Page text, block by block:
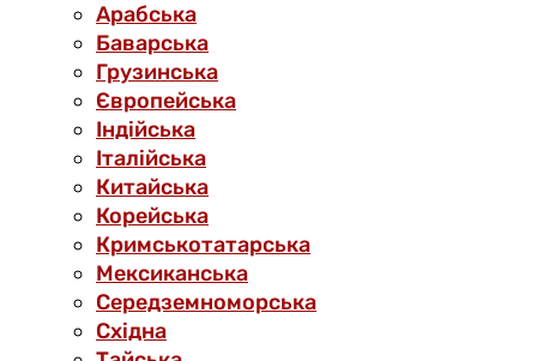
Арабська
Баварська
Грузинська
Європейська
Індійська
Італійська
Китайська
Корейська
Кримськотатарська
Мексиканська
Середземноморська
Східна